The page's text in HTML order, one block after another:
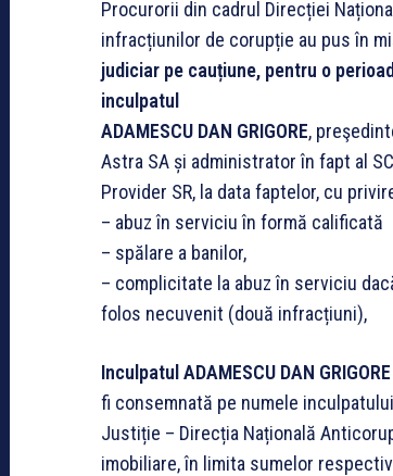
Procurorii din cadrul Direcției
infracțiunilor de corupție au pus în
judiciar pe cauțiune, pentru o
inculpatul
ADAMESCU DAN GRIGORE,
Astra SA și administrator în fapt al
Provider SR, la data faptelor, cu
– abuz în serviciu în formă calificată
– spălare a banilor,
– complicitate la abuz în serviciu
folos necuvenit (două infracțiuni),
Inculpatul ADAMESCU DAN
fi consemnată pe numele
Justiție – Direcția Națională
imobiliare, în limita sumelor